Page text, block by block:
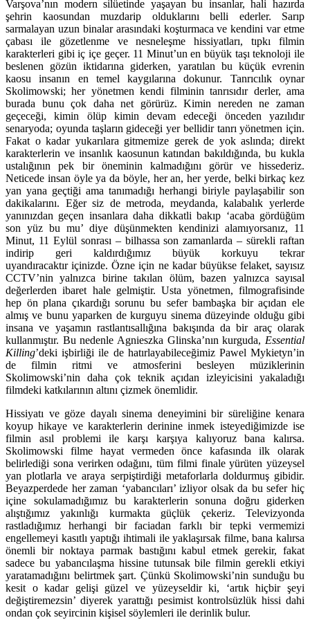
Varşova’nın modern silüetinde yaşayan bu insanlar, hali hazırda
şehrin kaosundan muzdarip olduklarını belli ederler. Sarıp
sarmalayan uzun binalar arasındaki koşturmaca ve kendini var etme
çabası ile gözetlenme ve nesneleşme hissiyatları, tıpkı filmin
karakterleri gibi iç içe geçer. 11 Minut’un en büyük taşı teknoloji ile
beslenen gözün iktidarına giderken, yaratılan bu küçük evrenin
kaosu insanın en temel kaygılarına dokunur. Tanrıcılık oynar
Skolimowski; her yönetmen kendi filminin tanrısıdır derler, ama
burada bunu çok daha net görürüz. Kimin nereden ne zaman
geçeceği, kimin ölüp kimin devam edeceği önceden yazılıdır
senaryoda; oyunda taşların gideceği yer bellidir tanrı yönetmen için.
Fakat o kadar yukarılara gitmemize gerek de yok aslında; direkt
karakterlerin ve insanlık kaosunun katından bakıldığında, bu kukla
ustalığının pek bir öneminin kalmadığını görür ve hissederiz.
Neticede insan öyle ya da böyle, her an, her yerde, belki birkaç kez
yan yana geçtiği ama tanımadığı herhangi biriyle paylaşabilir son
dakikalarını. Eğer siz de metroda, meydanda, kalabalık yerlerde
yanınızdan geçen insanlara daha dikkatli bakıp ‘acaba gördüğüm
son yüz bu mu’ diye düşünmekten kendinizi alamıyorsanız, 11
Minut, 11 Eylül sonrası – bilhassa son zamanlarda – sürekli raftan
indirip geri kaldırdığımız büyük korkuyu tekrar
uyandıracaktır içinizde. Özne için ne kadar büyükse felaket, sayısız
CCTV’nin yalnızca birine takılan ölüm, bazen yalnızca sayısal
değerlerden ibaret hale gelmiştir. Usta yönetmen, filmografisinde
hep ön plana çıkardığı sorunu bu sefer bambaşka bir açıdan ele
almış ve bunu yaparken de kurguyu sinema düzeyinde olduğu gibi
insana ve yaşamın rastlantısallığına bakışında da bir araç olarak
kullanmıştır. Bu nedenle Agnieszka Glinska’nın kurguda, Essential
Killing’deki işbirliği ile de hatırlayabileceğimiz Pawel Mykietyn’in
de filmin ritmi ve atmosferini besleyen müziklerinin
Skolimowski’nin daha çok teknik açıdan izleyicisini yakaladığı
filmdeki katkılarının altını çizmek önemlidir.
Hissiyatı ve göze dayalı sinema deneyimini bir süreliğine kenara
koyup hikaye ve karakterlerin derinine inmek isteyediğimizde ise
filmin asıl problemi ile karşı karşıya kalıyoruz bana kalırsa.
Skolimowski filme hayat vermeden önce kafasında ilk olarak
belirlediği sona verirken odağını, tüm filmi finale yürüten yüzeysel
yan plotlarla ve araya serpiştirdiği metaforlarla doldurmuş gibidir.
Beyazperdede her zaman ‘yabancıları’ izliyor olsak da bu sefer hiç
içine sokulamadığımız bu karakterlerin sonuna doğru giderken
alıştığımız yakınlığı kurmakta güçlük çekeriz. Televizyonda
rastladığımız herhangi bir faciadan farklı bir tepki vermemizi
engellemeyi kasıtlı yaptığı ihtimali ile yaklaşırsak filme, bana kalırsa
önemli bir noktaya parmak bastığını kabul etmek gerekir, fakat
sadece bu yabancılaşma hissine tutunsak bile filmin gerekli etkiyi
yaratamadığını belirtmek şart. Çünkü Skolimowski’nin sunduğu bu
kesit o kadar gelişi güzel ve yüzeyseldir ki, ‘artık hiçbir şeyi
değiştiremezsin’ diyerek yarattığı pesimist kontrolsüzlük hissi dahi
ondan çok seyircinin kişisel söylemleri ile derinlik bulur.